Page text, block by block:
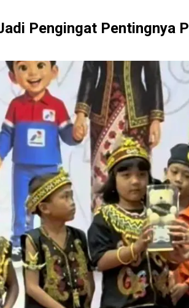
Pengingat Pentingnya